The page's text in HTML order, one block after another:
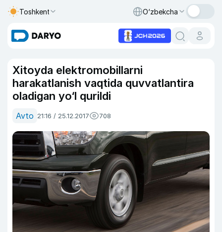
Toshkent O‘zbekcha
Xitoyda elektromobillarni
harakatlanish vaqtida quvvatlantira
oladigan yo‘l qurildi
Avto 21:16 / 25.12.2017 708